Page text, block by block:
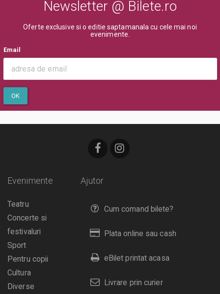
Newsletter @ Bilete.ro
Oferte exclusive si o editie saptamanala cu cele mai noi
evenimente.
Email
OK
Ajutor
Cum comand bilete?
Plata online sau cash
eBilet printat acasa
Livrare prin curier
Evenimente
Teatru
Concerte si
festivaluri
Sport
Pentru copii
Cultura
Diverse